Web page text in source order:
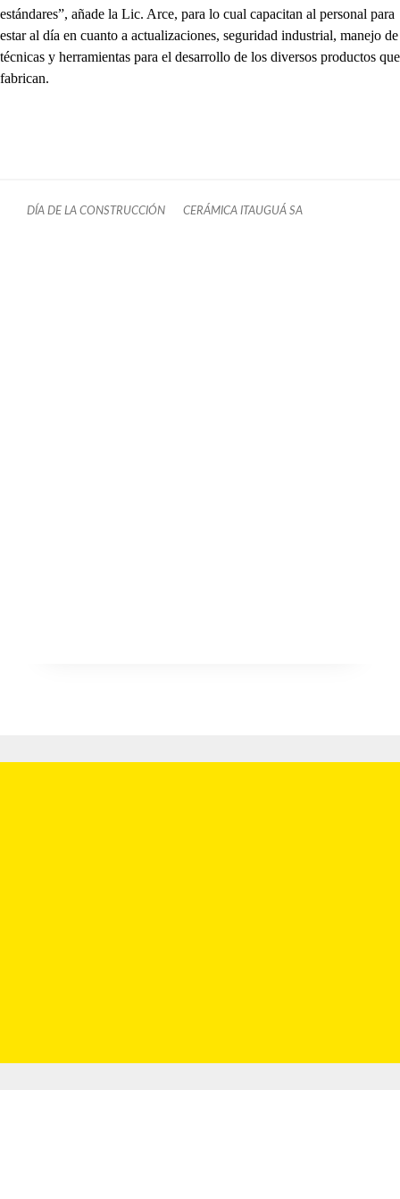
estándares”, añade la Lic. Arce, para lo cual capacitan al personal para
estar al día en cuanto a actualizaciones, seguridad industrial, manejo de
técnicas y herramientas para el desarrollo de los diversos productos que
fabrican.
DÍA DE LA CONSTRUCCIÓN CERÁMICA ITAUGUÁ SA